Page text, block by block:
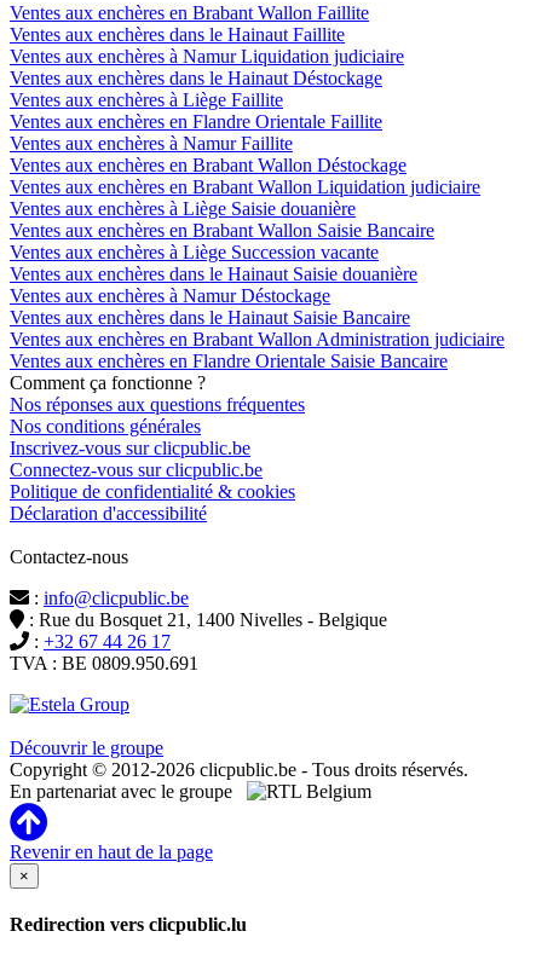
Ventes aux enchères en Brabant Wallon Faillite
Ventes aux enchères dans le Hainaut Faillite
Ventes aux enchères à Namur Liquidation judiciaire
Ventes aux enchères dans le Hainaut Déstockage
Ventes aux enchères à Liège Faillite
Ventes aux enchères en Flandre Orientale Faillite
Ventes aux enchères à Namur Faillite
Ventes aux enchères en Brabant Wallon Déstockage
Ventes aux enchères en Brabant Wallon Liquidation judiciaire
Ventes aux enchères à Liège Saisie douanière
Ventes aux enchères en Brabant Wallon Saisie Bancaire
Ventes aux enchères à Liège Succession vacante
Ventes aux enchères dans le Hainaut Saisie douanière
Ventes aux enchères à Namur Déstockage
Ventes aux enchères dans le Hainaut Saisie Bancaire
Ventes aux enchères en Brabant Wallon Administration judiciaire
Ventes aux enchères en Flandre Orientale Saisie Bancaire
Comment ça fonctionne ?
Nos réponses aux questions fréquentes
Nos conditions générales
Inscrivez-vous sur clicpublic.be
Connectez-vous sur clicpublic.be
Politique de confidentialité & cookies
Déclaration d'accessibilité
Contactez-nous
: info@clicpublic.be
: Rue du Bosquet 21, 1400 Nivelles - Belgique
: +32 67 44 26 17
TVA : BE 0809.950.691
Découvrir le groupe
Copyright © 2012-2026 clicpublic.be - Tous droits réservés.
En partenariat avec le groupe
Revenir en haut de la page
×
Redirection vers clicpublic.lu